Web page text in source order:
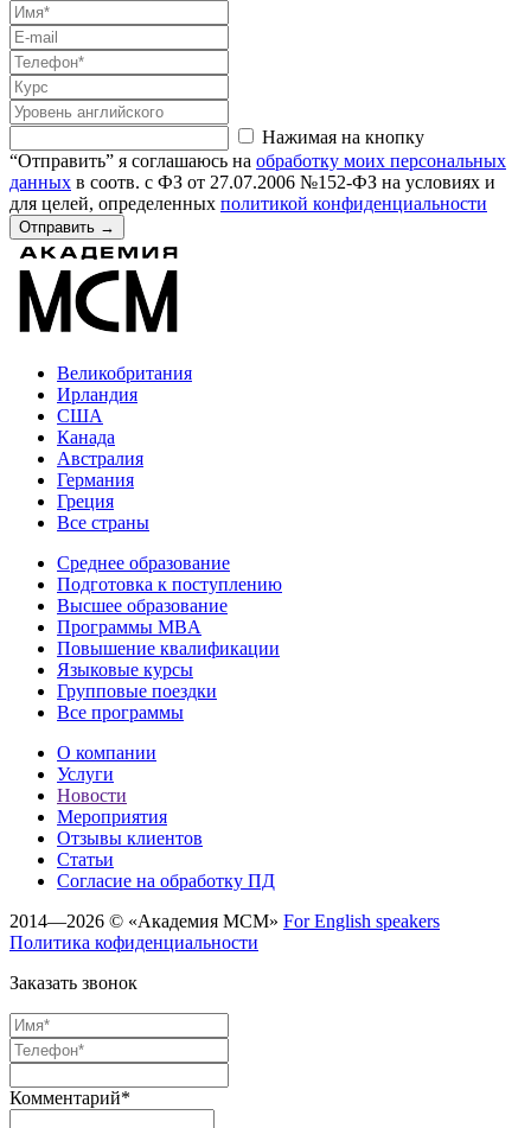
Нажимая на кнопку
“Отправить” я соглашаюсь на обработку моих персональных
данных в соотв. с ФЗ от 27.07.2006 №152-ФЗ на условиях и
для целей, определенных политикой конфиденциальности
Отправить →
Великобритания
Ирландия
США
Канада
Австралия
Германия
Греция
Все страны
Среднее образование
Подготовка к поступлению
Высшее образование
Программы MBA
Повышение квалификации
Языковые курсы
Групповые поездки
Все программы
О компании
Услуги
Новости
Мероприятия
Отзывы клиентов
Статьи
Cогласие на обработку ПД
2014—2026 © «Академия МСМ» For English speakers
Политика кофиденциальности
Заказать звонок
Комментарий*